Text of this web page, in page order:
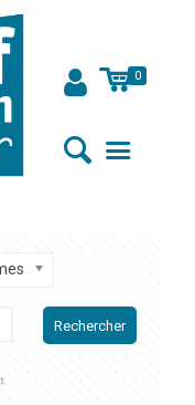
0
Rechercher